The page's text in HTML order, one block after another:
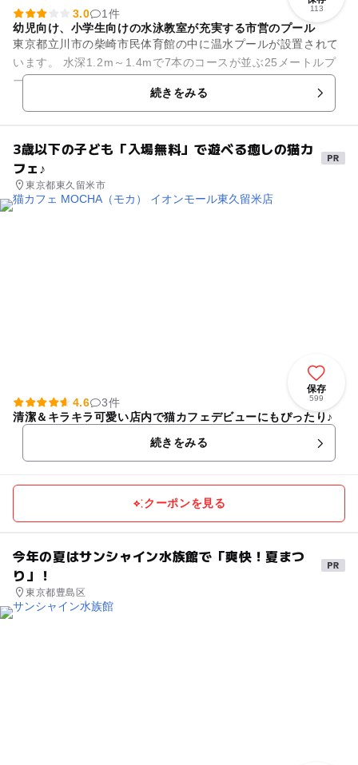
113
3.0
1件
幼児向け、小学生向けの水泳教室が充実する市営のプール
東京都立川市の柴崎市民体育館の中に温水プールが設置されて
います。 水深1.2m～1.4mで7本のコースが並ぶ25メートルプ
ール、水深1.1mで縦横15m、6mの小プール、採暖室を備えて
続きをみる
3歳以下の子ども「入場無料」で遊べる癒しの猫カ
フェ♪
東京都東久留米市
保存
599
4.6
3件
清潔＆キラキラ可愛い店内で猫カフェデビューにもぴったり♪
続きをみる
クーポンを見る
今年の夏はサンシャイン水族館で「爽快！夏まつ
り」！
東京都豊島区